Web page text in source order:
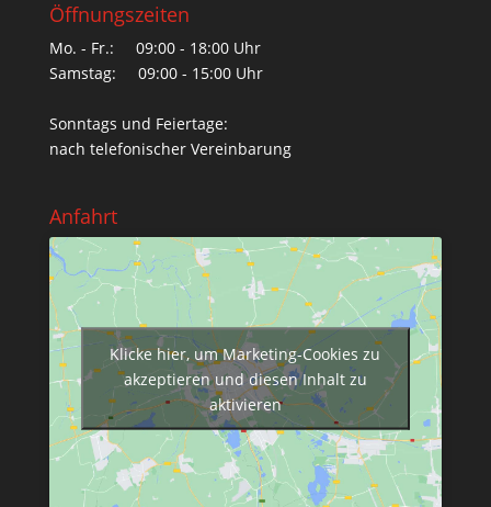
Öffnungszeiten
Mo. - Fr.: 09:00 - 18:00 Uhr
Samstag: 09:00 - 15:00 Uhr
Sonntags und Feiertage:
nach telefonischer Vereinbarung
Anfahrt
Klicke hier, um Marketing-Cookies zu
akzeptieren und diesen Inhalt zu
aktivieren